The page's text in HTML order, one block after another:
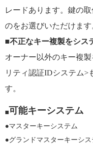
レードあります。鍵の
のをお選びいただけます
■不正なキー複製をシス
オーナー以外のキー複
リティ認証IDシステム>
す。
■可能キーシステム
●マスターキーシステム
●グランドマスターキーシス